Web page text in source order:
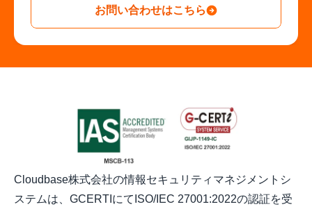
お問い合わせはこちら
Cloudbase株式会社の情報セキュリティマネジメントシ
ステムは、GCERTIにてISO/IEC 27001:2022の認証を受